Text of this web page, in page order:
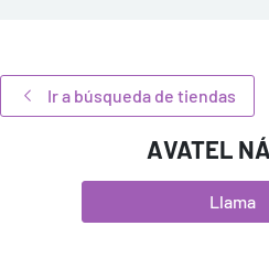
Ir a búsqueda de tiendas
AVATEL
Llama